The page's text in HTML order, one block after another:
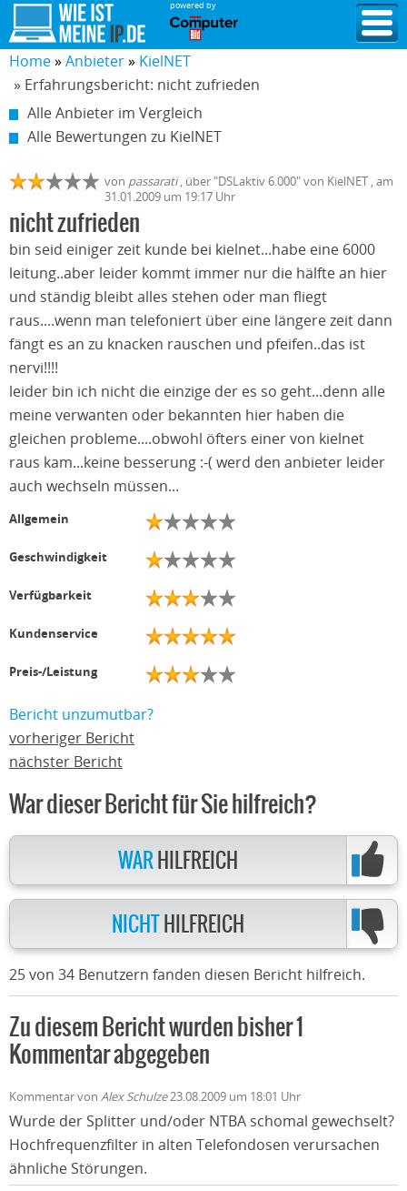
powered by
Home Anbieter
KielNET
» Erfahrungsbericht: nicht zufrieden
Alle Anbieter im Vergleich
Alle Bewertungen zu KielNET
von passarati, über "DSLaktiv 6.000" von KielNET , am
31.01.2009 um 19:17 Uhr
nicht zufrieden
bin seid einiger zeit kunde bei kielnet...habe eine 6000
leitung..aber leider kommt immer nur die hälfte an hier
und ständig bleibt alles stehen oder man fliegt
raus....wenn man telefoniert über eine längere zeit dann
fängt es an zu knacken rauschen und pfeifen..das ist
nervi!!!!
leider bin ich nicht die einzige der es so geht...denn alle
meine verwanten oder bekannten hier haben die
gleichen probleme....obwohl öfters einer von kielnet
raus kam...keine besserung :-( werd den anbieter leider
auch wechseln müssen...
Allgemein
Geschwindigkeit
Verfügbarkeit
Kundenservice
Preis-/Leistung
Bericht unzumutbar?
vorheriger Bericht
nächster Bericht
War dieser Bericht für Sie hilfreich?
WAR HILFREICH
NICHT HILFREICH
25 von 34 Benutzern fanden diesen Bericht hilfreich.
Zu diesem Bericht wurden bisher 1
Kommentar abgegeben
Kommentar von Alex Schulze23.08.2009 um 18:01 Uhr
Wurde der Splitter und/oder NTBA schomal gewechselt?
Hochfrequenzfilter in alten Telefondosen verursachen
ähnliche Störungen.